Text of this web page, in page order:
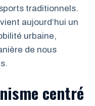
traditionnels.
aujourd’hui un
urbaine,
de nous
centré